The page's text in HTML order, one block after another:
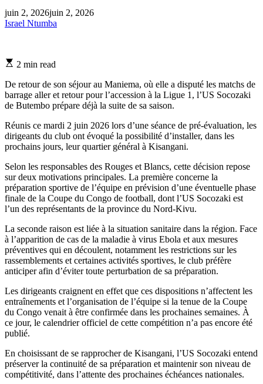
juin 2, 2026juin 2, 2026
Israel Ntumba
Estimated
time
2 min read
De retour de son séjour au Maniema, où elle a disputé les matchs de
barrage aller et retour pour l’accession à la Ligue 1, l’US Socozaki
de Butembo prépare déjà la suite de sa saison.
Réunis ce mardi 2 juin 2026 lors d’une séance de pré-évaluation, les
dirigeants du club ont évoqué la possibilité d’installer, dans les
prochains jours, leur quartier général à Kisangani.
Selon les responsables des Rouges et Blancs, cette décision repose
sur deux motivations principales. La première concerne la
préparation sportive de l’équipe en prévision d’une éventuelle phase
finale de la Coupe du Congo de football, dont l’US Socozaki est
l’un des représentants de la province du Nord-Kivu.
La seconde raison est liée à la situation sanitaire dans la région. Face
à l’apparition de cas de la maladie à virus Ebola et aux mesures
préventives qui en découlent, notamment les restrictions sur les
rassemblements et certaines activités sportives, le club préfère
anticiper afin d’éviter toute perturbation de sa préparation.
Les dirigeants craignent en effet que ces dispositions n’affectent les
entraînements et l’organisation de l’équipe si la tenue de la Coupe
du Congo venait à être confirmée dans les prochaines semaines. À
ce jour, le calendrier officiel de cette compétition n’a pas encore été
publié.
En choisissant de se rapprocher de Kisangani, l’US Socozaki entend
préserver la continuité de sa préparation et maintenir son niveau de
compétitivité, dans l’attente des prochaines échéances nationales.